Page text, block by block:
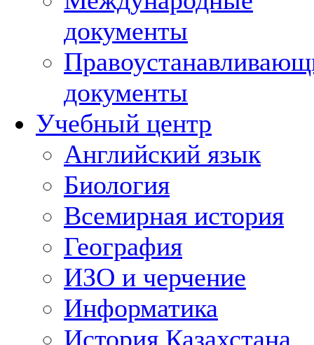
документы
документы
Учебный центр
Английский язык
Биология
Всемирная история
География
ИЗО и черчение
Информатика
История Казахстана